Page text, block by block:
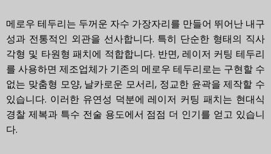
메로우 테두리는 두꺼운 자수 가장자리를 만들어 뛰어난 내구
성과 전통적인 외관을 선사합니다. 특히 단순한 형태의 직사
각형 및 타원형 패치에 적합합니다. 반면, 레이저 커팅 테두리
를 사용하면 제조업체가 기존의 메로우 테두리로는 구현할 수
없는 맞춤형 모양, 날카로운 모서리, 정교한 윤곽을 제작할 수
있습니다. 이러한 유연성 덕분에 레이저 커팅 패치는 현대식
경찰 제복과 특수 전술 용도에서 점점 더 인기를 얻고 있습니
다.